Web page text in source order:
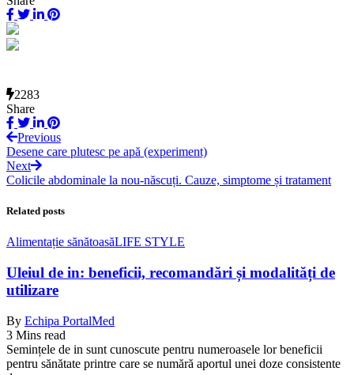
2283
Share
Previous
Desene care plutesc pe apă (experiment)
Next
Colicile abdominale la nou-născuți. Cauze, simptome și tratament
Related posts
Alimentație sănătoasăLIFE STYLE
Uleiul de in: beneficii, recomandări și modalități de
utilizare
By Echipa PortalMed
3 Mins read
Semințele de in sunt cunoscute pentru numeroasele lor beneficii
pentru sănătate printre care se numără aportul unei doze consistente